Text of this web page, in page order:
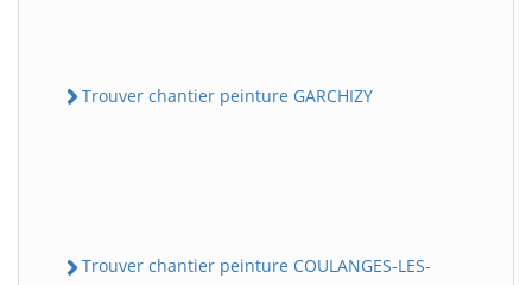
Trouver chantier peinture GARCHIZY
Trouver chantier peinture COULANGES-LES-